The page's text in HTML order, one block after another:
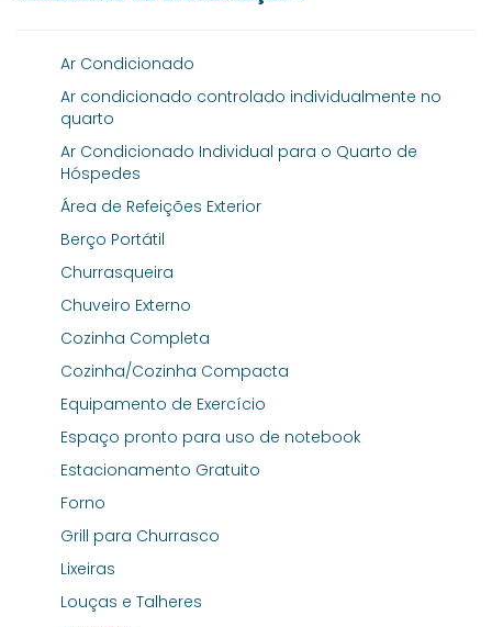
Ar Condicionado
Ar condicionado controlado individualmente no
quarto
Ar Condicionado Individual para o Quarto de
Hóspedes
Área de Refeições Exterior
Berço Portátil
Churrasqueira
Chuveiro Externo
Cozinha Completa
Cozinha/Cozinha Compacta
Equipamento de Exercício
Espaço pronto para uso de notebook
Estacionamento Gratuito
Forno
Grill para Churrasco
Lixeiras
Louças e Talheres